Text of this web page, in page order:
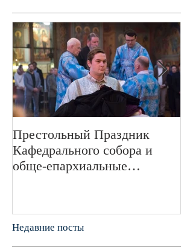
Престольный Праздник
Кафедрального собора и
обще-епархиальные
Недавние посты